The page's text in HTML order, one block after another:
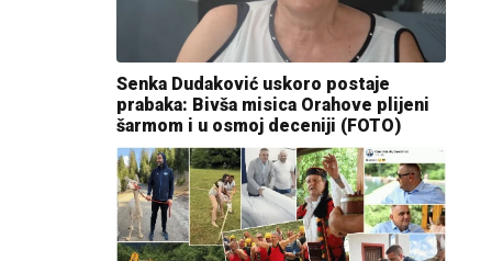
Senka Dudaković uskoro postaje
prabaka: Bivša misica Orahove plijeni
šarmom i u osmoj deceniji (FOTO)